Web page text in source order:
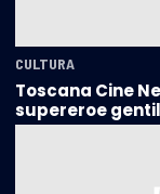
CULTURA
Toscana Cine
supereroe